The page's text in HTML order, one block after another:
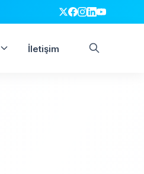
İletişim